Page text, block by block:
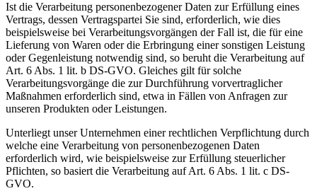
Ist die Verarbeitung personenbezogener Daten zur Erfüllung eines
Vertrags, dessen Vertragspartei Sie sind, erforderlich, wie dies
beispielsweise bei Verarbeitungsvorgängen der Fall ist, die für eine
Lieferung von Waren oder die Erbringung einer sonstigen Leistung
oder Gegenleistung notwendig sind, so beruht die Verarbeitung auf
Art. 6 Abs. 1 lit. b DS-GVO. Gleiches gilt für solche
Verarbeitungsvorgänge die zur Durchführung vorvertraglicher
Maßnahmen erforderlich sind, etwa in Fällen von Anfragen zur
unseren Produkten oder Leistungen.
Unterliegt unser Unternehmen einer rechtlichen Verpflichtung durch
welche eine Verarbeitung von personenbezogenen Daten
erforderlich wird, wie beispielsweise zur Erfüllung steuerlicher
Pflichten, so basiert die Verarbeitung auf Art. 6 Abs. 1 lit. c DS-
GVO.